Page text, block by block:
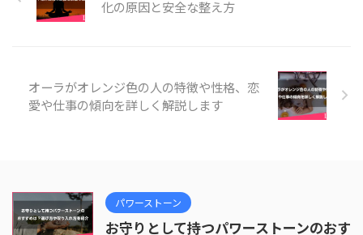
化の原因と安全な整え方
オーラがオレンジ色の人の特徴や性格、恋
愛や仕事の傾向を詳しく解説します
パワーストーン
お守りとして持つパワーストーンのおす